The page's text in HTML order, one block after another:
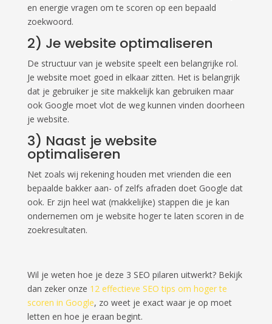
en energie vragen om te scoren op een bepaald
zoekwoord.
2) Je website optimaliseren
De structuur van je website speelt een belangrijke rol.
Je website moet goed in elkaar zitten. Het is belangrijk
dat je gebruiker je site makkelijk kan gebruiken maar
ook Google moet vlot de weg kunnen vinden doorheen
je website.
3) Naast je website
optimaliseren
Net zoals wij rekening houden met vrienden die een
bepaalde bakker aan- of zelfs afraden doet Google dat
ook. Er zijn heel wat (makkelijke) stappen die je kan
ondernemen om je website hoger te laten scoren in de
zoekresultaten.
Wil je weten hoe je deze 3 SEO pilaren uitwerkt? Bekijk
dan zeker onze 12 effectieve SEO tips om hoger te
scoren in Google, zo weet je exact waar je op moet
letten en hoe je eraan begint.